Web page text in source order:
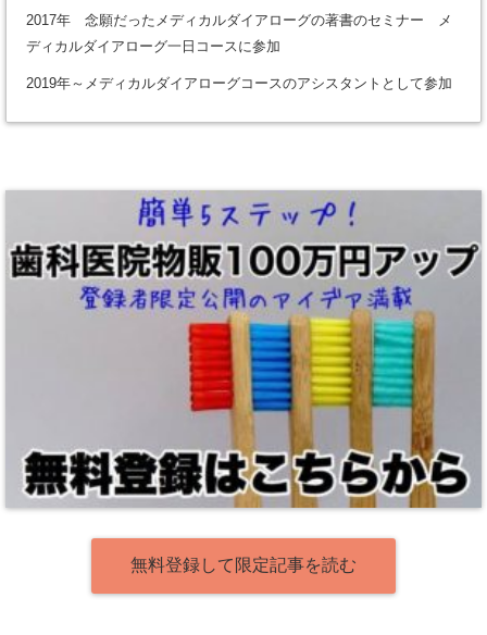
2017年 念願だったメディカルダイアローグの著書のセミナー メ
ディカルダイアローグ一日コースに参加
2019年～メディカルダイアローグコースのアシスタントとして参加
無料登録して限定記事を読む